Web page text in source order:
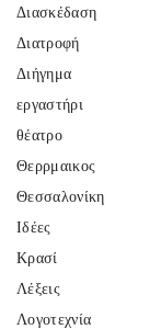
Διασκέδαση
Διατροφή
Διήγημα
εργαστήρι
θέατρο
Θερρμαικος
Θεσσαλονίκη
Ιδέες
Κρασί
Λέξεις
Λογοτεχνία